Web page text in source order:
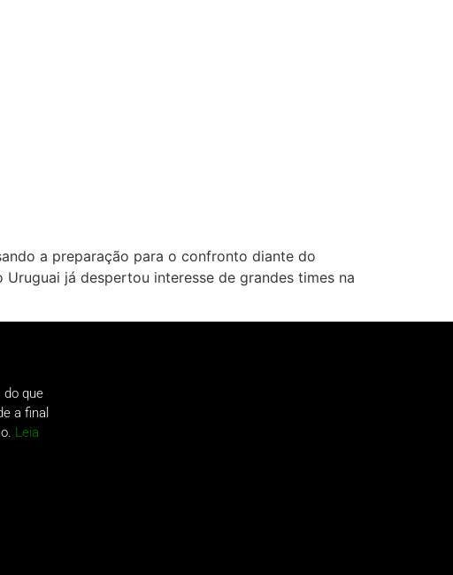
a preparação para o confronto diante do
Uruguai já despertou interesse de grandes times na
do que
a final
Leia